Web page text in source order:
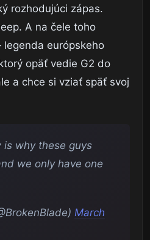
rozhodujúci zápas.
A na čele toho
legenda európskeho
opäť vedie G2 do
a chce si vziať späť svoj
why these guys
we only have one
March